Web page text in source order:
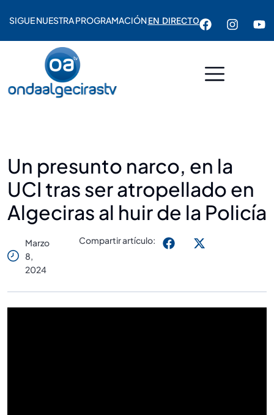
SIGUE NUESTRA PROGRAMACIÓNEN DIRECTO
Un presunto narco, en la
UCI tras ser atropellado en
Algeciras al huir de la Policía
Marzo
8,
2024
Compartir artículo: